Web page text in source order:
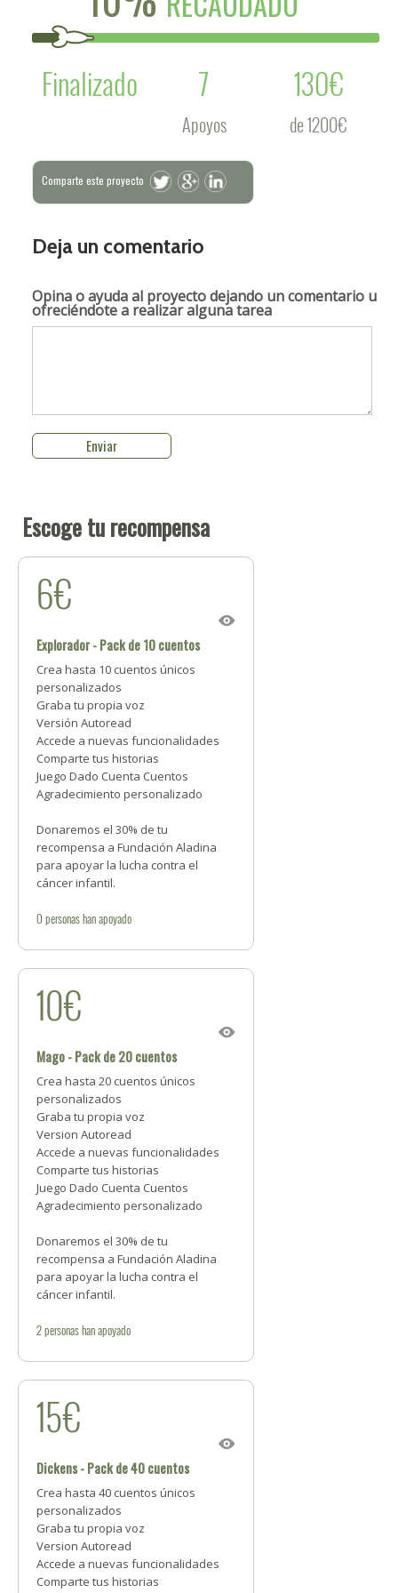
Finalizado
7
Apoyos
130€
de 1200€
Comparte este proyecto
Deja un comentario
Opina o ayuda al proyectodejando un comentario u
ofreciéndote a realizar alguna tarea
Escoge tu recompensa
6€
Explorador - Pack de 10 cuentos
Crea hasta 10 cuentos únicos
personalizados
Graba tu propia voz
Versión Autoread
Accede a nuevas funcionalidades
Comparte tus historias
Juego Dado Cuenta Cuentos
Agradecimiento personalizado
Donaremos el 30% de tu
recompensa a Fundación Aladina
para apoyar la lucha contra el
cáncer infantil.
0 personashan apoyado
10€
Mago - Pack de 20 cuentos
Crea hasta 20 cuentos únicos
personalizados
Graba tu propia voz
Version Autoread
Accede a nuevas funcionalidades
Comparte tus historias
Juego Dado Cuenta Cuentos
Agradecimiento personalizado
Donaremos el 30% de tu
recompensa a Fundación Aladina
para apoyar la lucha contra el
cáncer infantil.
2personashan apoyado
15€
Dickens - Pack de 40 cuentos
Crea hasta 40 cuentos únicos
personalizados
Graba tu propia voz
Version Autoread
Accede a nuevas funcionalidades
Comparte tus historias